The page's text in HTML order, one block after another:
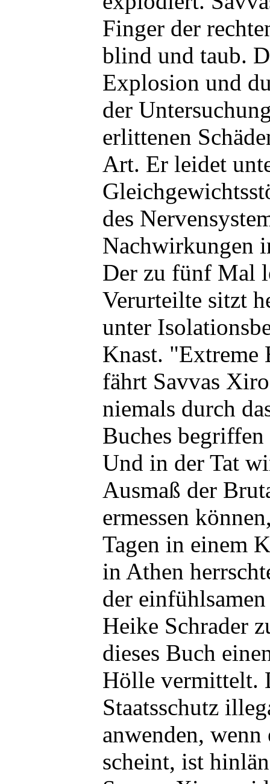
Finger der
blind und taub.
Explosion und
der
erlittenen
Art. Er leidet
des
Nachwirkungen
Der zu fünf Mal
Verurteilte sitzt
unter
Knast. "Extreme
fährt Savvas
niemals durch
Buches
Und in der Tat
Ausmaß der
ermessen
Tagen in einem
in Athen
der
Heike Schrader
dieses Buch
Hölle vermittelt.
Staatsschutz
anwenden, wenn
scheint, ist